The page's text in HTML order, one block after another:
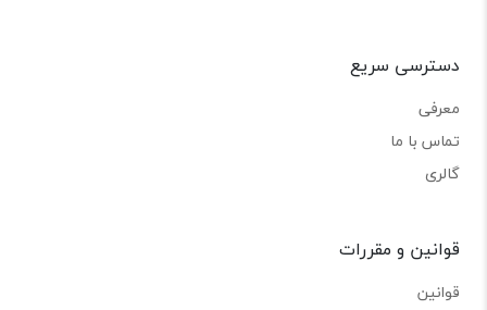
دسترسی سریع
معرفی
تماس با ما
گالری
قوانین و مقررات
قوانین